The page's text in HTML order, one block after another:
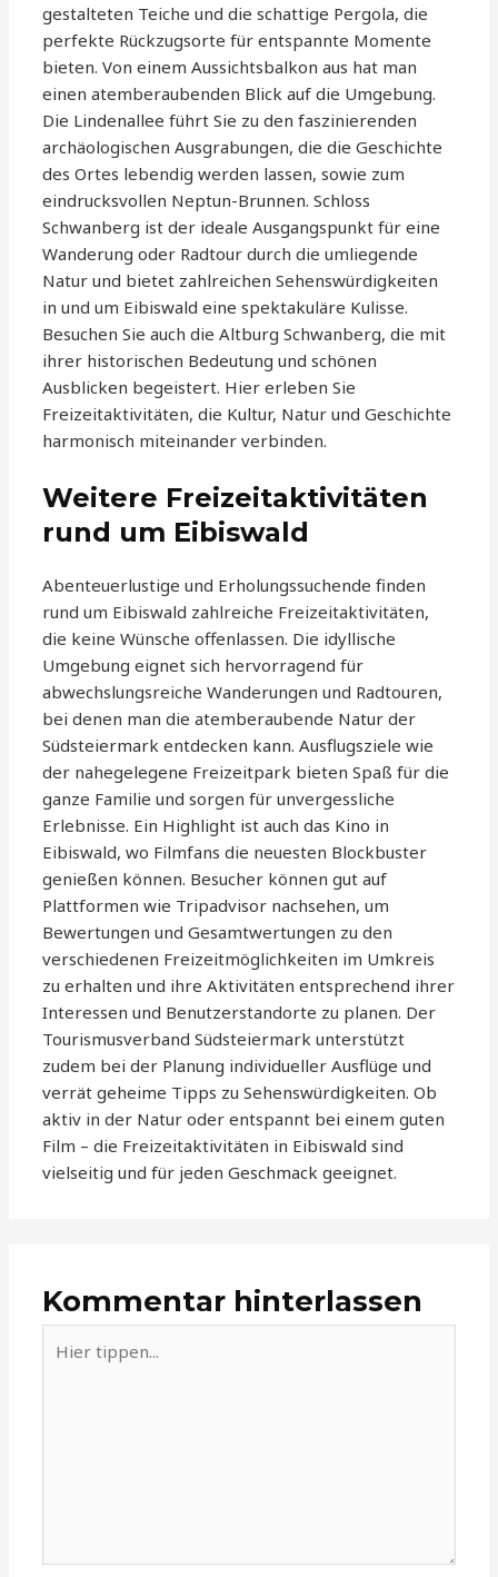
gestalteten Teiche und die schattige Pergola, die
perfekte Rückzugsorte für entspannte Momente
bieten. Von einem Aussichtsbalkon aus hat man
einen atemberaubenden Blick auf die Umgebung.
Die Lindenallee führt Sie zu den faszinierenden
archäologischen Ausgrabungen, die die Geschichte
des Ortes lebendig werden lassen, sowie zum
eindrucksvollen Neptun-Brunnen. Schloss
Schwanberg ist der ideale Ausgangspunkt für eine
Wanderung oder Radtour durch die umliegende
Natur und bietet zahlreichen Sehenswürdigkeiten
in und um Eibiswald eine spektakuläre Kulisse.
Besuchen Sie auch die Altburg Schwanberg, die mit
ihrer historischen Bedeutung und schönen
Ausblicken begeistert. Hier erleben Sie
Freizeitaktivitäten, die Kultur, Natur und Geschichte
harmonisch miteinander verbinden.
Weitere Freizeitaktivitäten
rund um Eibiswald
Abenteuerlustige und Erholungssuchende finden
rund um Eibiswald zahlreiche Freizeitaktivitäten,
die keine Wünsche offenlassen. Die idyllische
Umgebung eignet sich hervorragend für
abwechslungsreiche Wanderungen und Radtouren,
bei denen man die atemberaubende Natur der
Südsteiermark entdecken kann. Ausflugsziele wie
der nahegelegene Freizeitpark bieten Spaß für die
ganze Familie und sorgen für unvergessliche
Erlebnisse. Ein Highlight ist auch das Kino in
Eibiswald, wo Filmfans die neuesten Blockbuster
genießen können. Besucher können gut auf
Plattformen wie Tripadvisor nachsehen, um
Bewertungen und Gesamtwertungen zu den
verschiedenen Freizeitmöglichkeiten im Umkreis
zu erhalten und ihre Aktivitäten entsprechend ihrer
Interessen und Benutzerstandorte zu planen. Der
Tourismusverband Südsteiermark unterstützt
zudem bei der Planung individueller Ausflüge und
verrät geheime Tipps zu Sehenswürdigkeiten. Ob
aktiv in der Natur oder entspannt bei einem guten
Film – die Freizeitaktivitäten in Eibiswald sind
vielseitig und für jeden Geschmack geeignet.
Kommentar hinterlassen
tippen...